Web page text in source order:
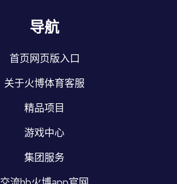
导航
首页网页版入口
关于火博体育客服
精品项目
游戏中心
集团服务